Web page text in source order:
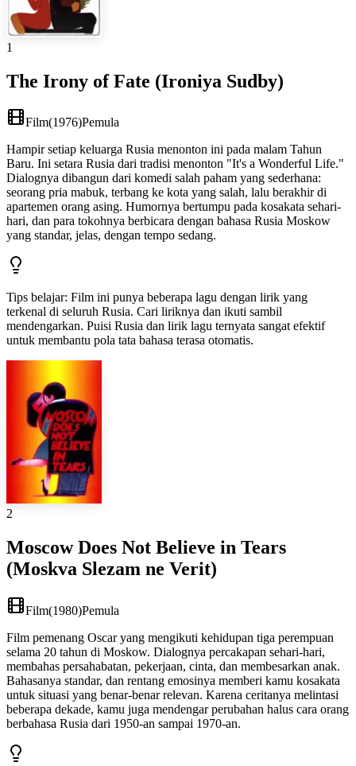
1
The Irony of Fate (Ironiya Sudby)
Film(1976)Pemula
Hampir setiap keluarga Rusia menonton ini pada malam Tahun
Baru. Ini setara Rusia dari tradisi menonton "It's a Wonderful Life."
Dialognya dibangun dari komedi salah paham yang sederhana:
seorang pria mabuk, terbang ke kota yang salah, lalu berakhir di
apartemen orang asing. Humornya bertumpu pada kosakata sehari-
hari, dan para tokohnya berbicara dengan bahasa Rusia Moskow
yang standar, jelas, dengan tempo sedang.
Tips belajar: Film ini punya beberapa lagu dengan lirik yang
terkenal di seluruh Rusia. Cari liriknya dan ikuti sambil
mendengarkan. Puisi Rusia dan lirik lagu ternyata sangat efektif
untuk membantu pola tata bahasa terasa otomatis.
2
Moscow Does Not Believe in Tears
(Moskva Slezam ne Verit)
Film(1980)Pemula
Film pemenang Oscar yang mengikuti kehidupan tiga perempuan
selama 20 tahun di Moskow. Dialognya percakapan sehari-hari,
membahas persahabatan, pekerjaan, cinta, dan membesarkan anak.
Bahasanya standar, dan rentang emosinya memberi kamu kosakata
untuk situasi yang benar-benar relevan. Karena ceritanya melintasi
beberapa dekade, kamu juga mendengar perubahan halus cara orang
berbahasa Rusia dari 1950-an sampai 1970-an.